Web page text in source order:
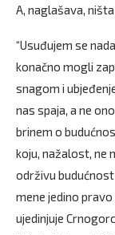
A, naglašava,
“Usuđujem se
konačno mogli
snagom i
nas spaja, a ne
brinem o
koju, nažalost, ne
održivu budućnost
mene jedino
ujedinjuje